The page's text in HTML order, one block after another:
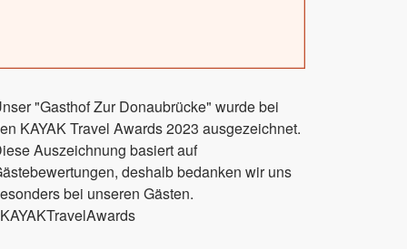
"Gasthof Zur Donaubrücke" wurde bei
KAYAK Travel Awards 2023 ausgezeichnet.
Auszeichnung basiert auf
deshalb bedanken wir uns
bei unseren Gästen.